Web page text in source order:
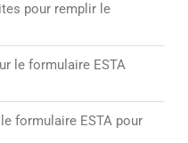
pour remplir le
le formulaire ESTA
formulaire ESTA pour